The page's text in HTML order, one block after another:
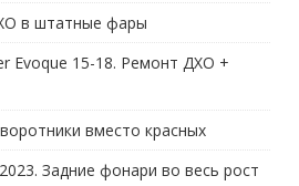
в штатные фары
Evoque 15-18. Ремонт ДХО +
вместо красных
Задние фонари во весь рост